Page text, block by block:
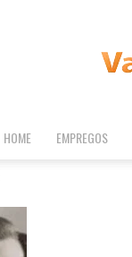
HOME EMPREGOS